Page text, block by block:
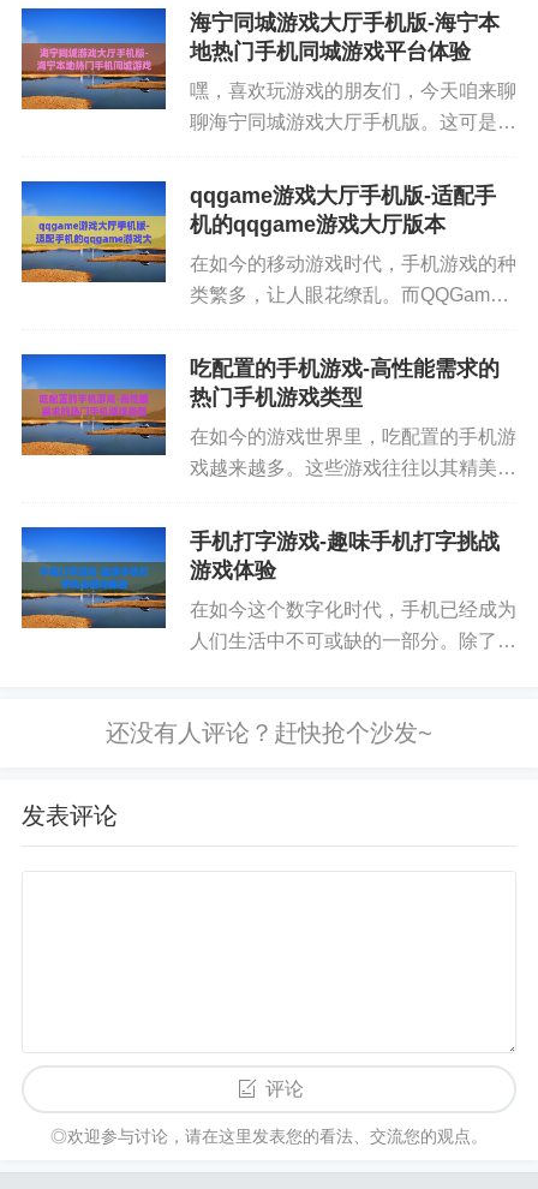
直占据着不少玩家的心。那到底哪些传
奇手机游戏值得一玩呢？这时候一份靠
海宁同城游戏大厅手机版-海宁本
地热门手机同城游戏平台体验
嘿，喜欢玩游戏的朋友们，今天咱来聊
聊海宁同城游戏大厅手机版。这可是个
对于海宁当地的朋友或者对海宁特色游
戏感兴趣的人来说，那简直是宝藏应
qqgame游戏大厅手机版-适配手
机的qqgame游戏大厅版本
在如今的移动游戏时代，手机游戏的种
类繁多，让人眼花缭乱。而QQGame
的“老熟人”了。它就像是一个综合性的
游戏大商场，汇聚了各种各样的经典和
吃配置的手机游戏-高性能需求的
热门手机游戏类型
在如今的游戏世界里，吃配置的手机游
戏越来越多。这些游戏往往以其精美的
引着众多玩家。但同时，它们对手机硬
件的要求也极高，要是手机配置不够，
手机打字游戏-趣味手机打字挑战
游戏体验
在如今这个数字化时代，手机已经成为
人们生活中不可或缺的一部分。除了通
手机打字游戏以其独特的魅力，在众多
发表评论
评论
◎欢迎参与讨论，请在这里发表您的看法、交流您的观点。